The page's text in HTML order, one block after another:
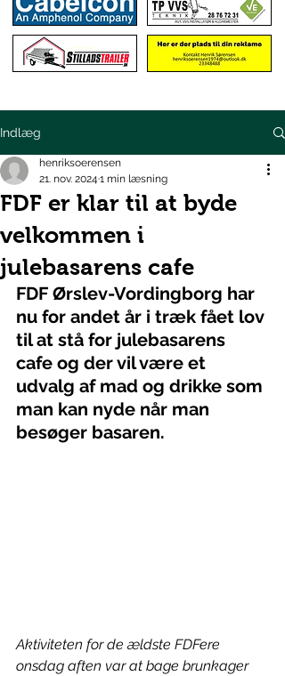
Indlæg
FDF er klar til at byde
velkommen i
julebasarens cafe
henriksoerensen
21. nov. 2024 1 min læsning
FDF Ørslev-Vordingborg har
nu for andet år i træk fået lov
til at stå for julebasarens
cafe og der vil være et
udvalg af mad og drikke som
man kan nyde når man
besøger basaren.
Aktiviteten for de ældste FDFere
onsdag aften var at bage brunkager